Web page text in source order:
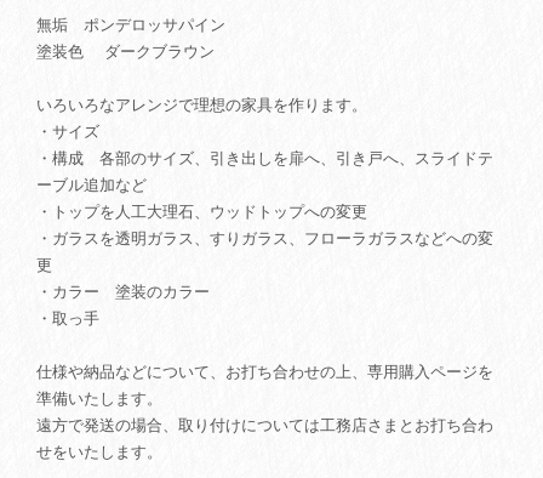
無垢 ポンデロッサパイン
塗装色 ダークブラウン
いろいろなアレンジで理想の家具を作ります。
・サイズ
・構成 各部のサイズ、引き出しを扉へ、引き戸へ、スライドテ
ーブル追加など
・トップを人工大理石、ウッドトップへの変更
・ガラスを透明ガラス、すりガラス、フローラガラスなどへの変
更
・カラー 塗装のカラー
・取っ手
仕様や納品などについて、お打ち合わせの上、専用購入ページを
準備いたします。
遠方で発送の場合、取り付けについては工務店さまとお打ち合わ
せをいたします。